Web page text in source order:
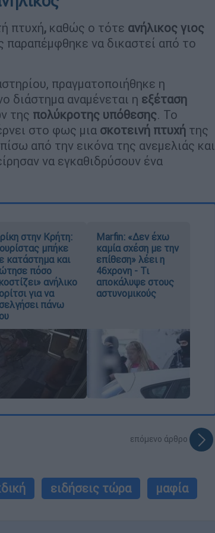
πτυχή, καθώς ο τότε ανήλικος γιος
παραπέμφθηκε να δικαστεί από το
πραγματοποιήθηκε η
διάστημα αναμένεται η εξέταση
της πολύκροτης υπόθεσης. Το
στο φως μια σκοτεινή πτυχή της
από την εικόνα της ανεμελιάς και
να εγκαθιδρύσουν ένα
στην Κρήτη:
μπήκε
κατάστημα και
πόσο
ανήλικο
για να
πάνω
Marfin: «Δεν έχω
καμία σχέση με την
επίθεση» λέει η
46χρονη - Τι
αποκάλυψε στους
αστυνομικούς
επόμενο άρθρο
ειδήσεις τώρα μαφία